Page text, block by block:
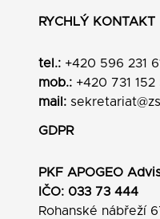
RYCHLÝ KONTAKT
tel.: +420 596 231
mob.: +420 731 152
mail:
GDPR
PKF APOGEO
IČO: 033 73 444
Rohanské nábřeží